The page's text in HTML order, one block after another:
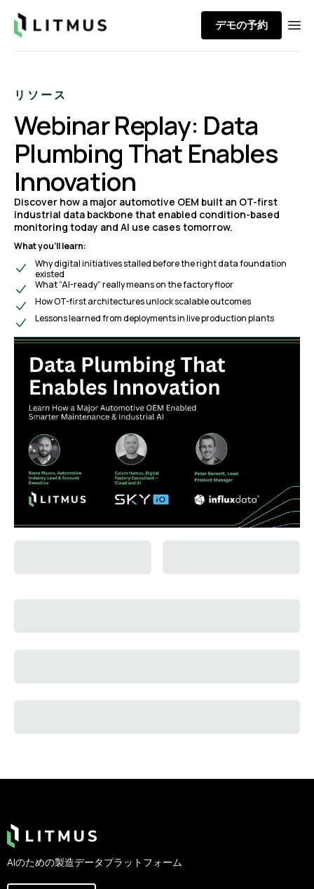
Litmus デモの予約
リソース
Webinar Replay: Data
Plumbing That Enables
Innovation
Discover how a major automotive OEM built an OT-first
industrial data backbone that enabled condition-based
monitoring today and AI use cases tomorrow.
What you’ll learn:
Why digital initiatives stalled before the right data foundation
existed
What “AI-ready” really means on the factory floor
How OT-first architectures unlock scalable outcomes
Lessons learned from deployments in live production plants
AIのための製造データプラットフォーム